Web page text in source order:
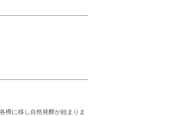
樽に移し自然発酵が始まりま